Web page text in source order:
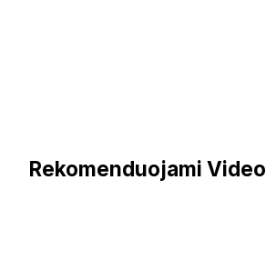
Rekomenduojami Video